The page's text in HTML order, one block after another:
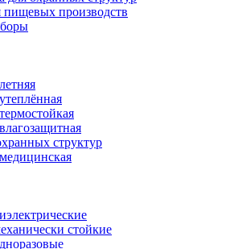
производств
структур
стойкие